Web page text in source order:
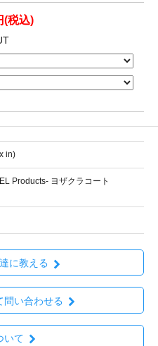
(税込)
in)
Products- ヨザクラコート
に教える
問い合わせる
いて